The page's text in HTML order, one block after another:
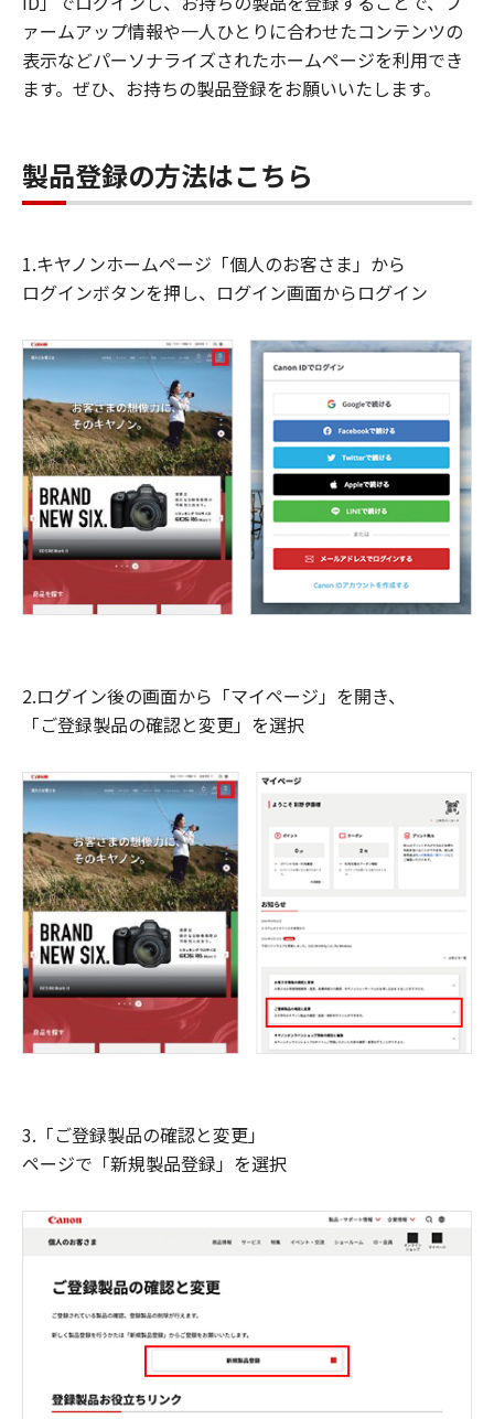
ァームアップ情報や一人ひとりに合わせたコンテンツの
表示などパーソナライズされたホームページを利用でき
ます。ぜひ、お持ちの製品登録をお願いいたします。
製品登録の方法はこちら
1.キヤノンホームページ「個人のお客さま」から
ログインボタンを押し、ログイン画面からログイン
2.ログイン後の画面から「マイページ」を開き、
「ご登録製品の確認と変更」を選択
3.「ご登録製品の確認と変更」
ページで「新規製品登録」を選択